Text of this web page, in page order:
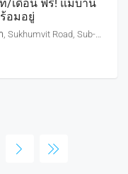
/เดือน ฟรี! แม่บ้าน
อมอยู่
KEEN Centre Sriracha คีน เซ็นเตอร์ ศรีราชา, Sukhumvit Road, Sub-District, Si Racha District, Chon Buri, Thailand